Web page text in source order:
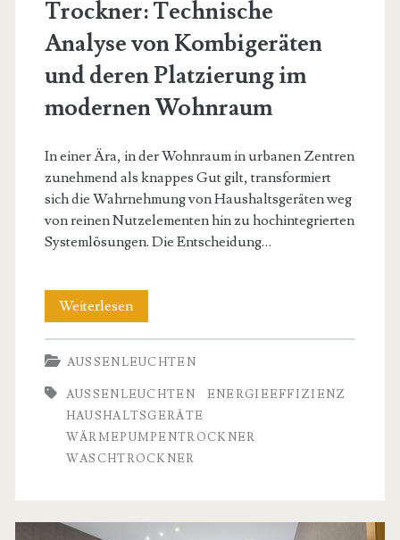
Trockner: Technische
Analyse von Kombigeräten
und deren Platzierung im
modernen Wohnraum
In einer Ära, in der Wohnraum in urbanen Zentren
zunehmend als knappes Gut gilt, transformiert
sich die Wahrnehmung von Haushaltsgeräten weg
von reinen Nutzelementen hin zu hochintegrierten
Systemlösungen. Die Entscheidung…
WeiterlesenBeste
Waschmaschine
mit
Trockner:
Technische
Analyse
Kombigeräten
AUSSENLEUCHTEN
AUSSENLEUCHTEN
ENERGIEEFFIZIENZ
HAUSHALTSGERÄTE
WÄRMEPUMPENTROCKNER
WASCHTROCKNER